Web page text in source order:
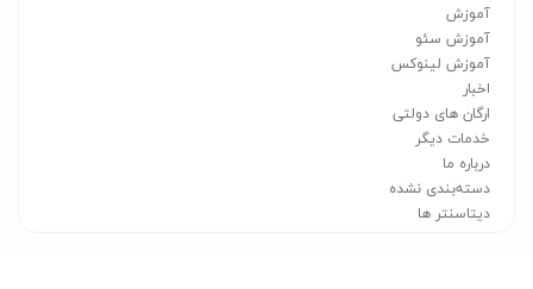
آموزش
آموزش سئو
آموزش لینوکس
اخبار
ارگان های دولتی
خدمات دیگر
درباره ما
دسته‌بندی نشده
دیتاسنتر ها